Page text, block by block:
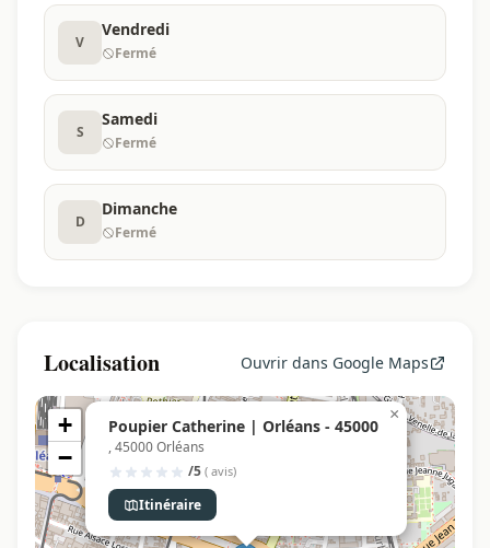
V
Vendredi
Fermé
S
Samedi
Fermé
D
Dimanche
Fermé
Localisation Ouvrir dans Google Maps
Poupier Catherine | Orléans - 45000
, 45000 Orléans
/5 ( avis)
Itinéraire
×
+
−